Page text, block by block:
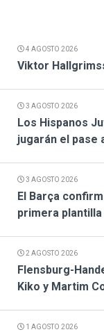
4 AGOSTO 2026
Viktor
3 AGOSTO 2026
Los Hispanos
jugarán el pase
3 AGOSTO 2026
El Barça
primera
2 AGOSTO 2026
Flensburg-
Kiko y Martim
1 AGOSTO 2026